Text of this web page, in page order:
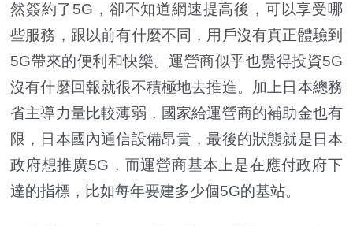
然簽約了5G，卻不知道網速提高後，可以享受哪
些服務，跟以前有什麼不同，用戶沒有真正體驗到
5G帶來的便利和快樂。運營商似乎也覺得投資5G
沒有什麼回報就很不積極地去推進。加上日本總務
省主導力量比較薄弱，國家給運營商的補助金也有
限，日本國內通信設備昂貴，最後的狀態就是日本
政府想推廣5G，而運營商基本上是在應付政府下
達的指標，比如每年要建多少個5G的基站。